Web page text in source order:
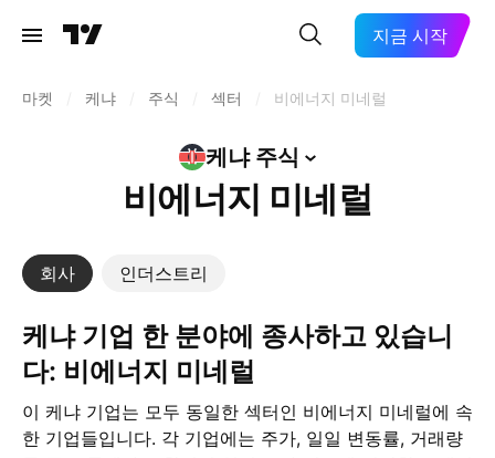
지금 시작
마켓 케냐 주식 섹터 비에너지 미네럴
케냐 주식
비에너지 미네럴
회사 인더스트리
케냐 기업 한 분야에 종사하고 있습니
다: 비에너지 미네럴
이 케냐 기업는 모두 동일한 섹터인 비에너지 미네럴에 속
한 기업들입니다. 각 기업에는 주가, 일일 변동률, 거래량